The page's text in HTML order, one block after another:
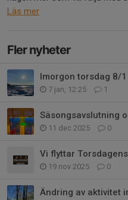
Läs mer
Fler nyheter
Imorgon torsdag 8/
7 jan, 12:25 1
Säsongsavslutning
11 dec 2025 0
19 nov 2025 0
Ändring av aktivitet